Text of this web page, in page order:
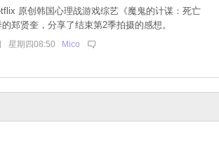
原创韩国心理战游戏综艺《魔鬼的计谋：死亡
郑贤奎，分享了结束第2季拍摄的感想。
星期四08:50 Mico